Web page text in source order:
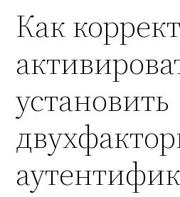
Как
установить